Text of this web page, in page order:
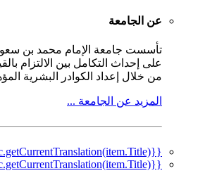
عن الجامعة
على إحداث التكامل بين الالتزام
من خلال إعداد الكوادر البشرية
المزيد عن الجامعة ...
{{mmc.getCurrentTranslation(item.Title)}}
{{mmc.getCurrentTranslation(item.Title)}}